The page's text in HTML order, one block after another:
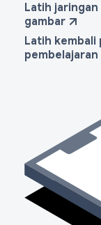
Latih
gambar
Latih kembali